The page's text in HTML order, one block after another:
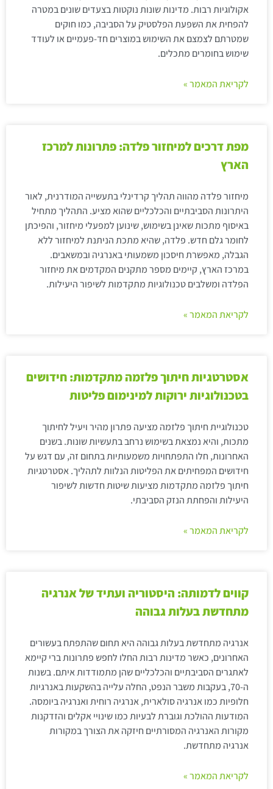
אקולוגיות רבות. מדינות שונות נוקטות בצעדים שונים במטרה
להפחית את השפעת הפלסטיק על הסביבה, כמו חוקים
שמטרתם לצמצם את השימוש במוצרים חד-פעמיים או לעודד
שימוש בחומרים מתכלים.
לקריאת המאמר »
מפת דרכים למיחזור פלדה: פתרונות למרכז
הארץ
מיחזור פלדה מהווה תהליך קרדינלי בתעשייה המודרנית, לאור
היתרונות הסביבתיים והכלכליים שהוא מציע. התהליך מתחיל
באיסוף מתכות שאינן בשימוש, שינוען למפעלי מיחזור, והפיכתן
לחומר גלם חדש. פלדה, שהיא מתכת הניתנת למיחזור ללא
הגבלה, מאפשרת חיסכון משמעותי באנרגיה ובמשאבים.
במרכז הארץ, קיימים מספר מתקנים המקדמים את מיחזור
הפלדה ומשלבים טכנולוגיות מתקדמות לשיפור היעילות.
לקריאת המאמר »
אסטרטגיות חיתוך פלזמה מתקדמות: חידושים
בטכנולוגיות ירוקות למינימום פליטות
טכנולוגיית חיתוך פלזמה מציעה פתרון מהיר ויעיל לחיתוך
מתכות, והיא נמצאת בשימוש נרחב בתעשיות שונות. בשנים
האחרונות, חלו התפתחויות משמעותיות בתחום זה, עם דגש על
חידושים המפחיתים את הפליטות הנלוות לתהליך. אסטרטגיות
חיתוך פלזמה מתקדמות מציעות שיטות חדשות לשיפור
היעילות והפחתת הנזק הסביבתי.
לקריאת המאמר »
קווים לדמותה: היסטוריה ועתיד של אנרגיה
מתחדשת בעלות גבוהה
אנרגיה מתחדשת בעלות גבוהה היא תחום שהתפתח בעשורים
האחרונים, כאשר מדינות רבות החלו לחפש פתרונות ברי קיימא
לאתגרים הסביבתיים והכלכליים שהן מתמודדות איתם. בשנות
ה-70, בעקבות משבר הנפט, החלה עלייה בהשקעות באנרגיות
חלופיות כמו אנרגיה סולארית, אנרגיה רוחית ואנרגיה ביומסה.
המודעות ההולכת וגוברת לבעיות כמו שינויי אקלים והזדקנות
מקורות האנרגיה המסורתיים חיזקה את הצורך במקורות
אנרגיה מתחדשת.
לקריאת המאמר »